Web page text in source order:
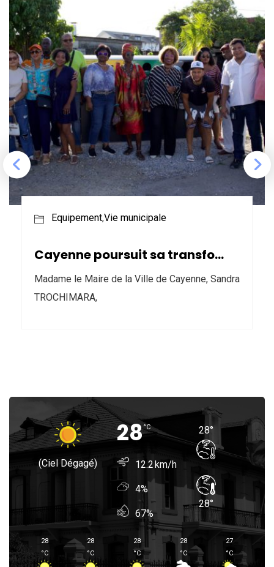
Equipement,Vie municipale
Cayenne poursuit sa transformation
Madame le Maire de la Ville de Cayenne, Sandra
TROCHIMARA,
(ciel Dégagé)
28°C
12.2
4%
67%
28°
28°
28
°C
28
°C
28
°C
28
°C
27
°C